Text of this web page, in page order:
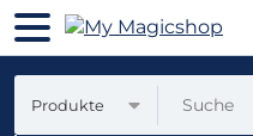
Produkte